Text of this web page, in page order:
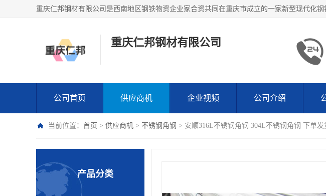
重庆仁邦钢材有限公司
公司首页 供应商机 企业视频 公司介绍
当前位置： 首页 > 供应商机 > 不锈钢角钢 > 安顺316L不锈钢角钢 304L不锈钢角钢 下单发
产品分类